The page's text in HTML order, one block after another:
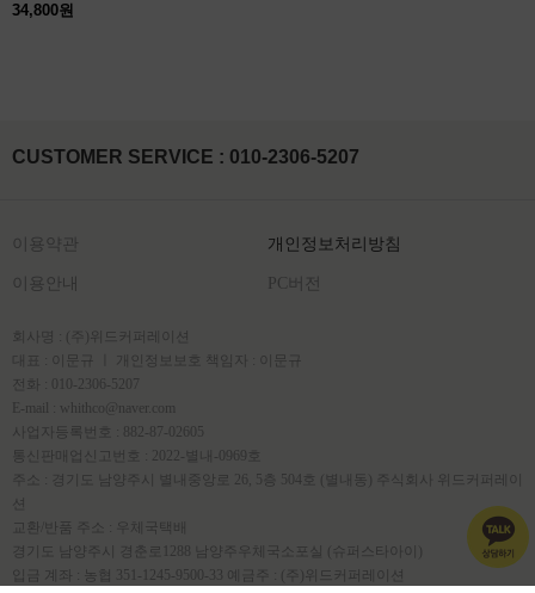
34,800원
CUSTOMER SERVICE : 010-2306-5207
이용약관 개인정보처리방침
이용안내 PC버전
회사명 : (주)위드커퍼레이션
대표 : 이문규 ㅣ 개인정보보호 책임자 : 이문규
전화 : 010-2306-5207
E-mail : whithco@naver.com
사업자등록번호 : 882-87-02605
통신판매업신고번호 : 2022-별내-0969호
주소 : 경기도 남양주시 별내중앙로 26, 5층 504호 (별내동) 주식회사 위드커퍼레이
션
교환/반품 주소 : 우체국택배
경기도 남양주시 경춘로1288 남양주우체국소포실 (슈퍼스타아이)
입금 계좌 : 농협 351-1245-9500-33 예금주 : (주)위드커퍼레이션